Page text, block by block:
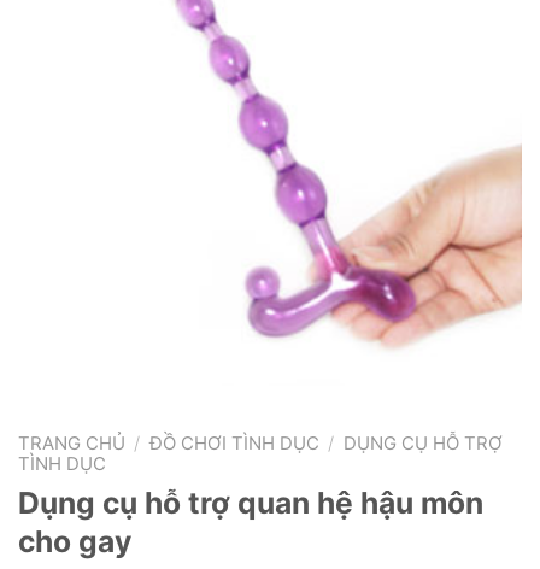
TRANG CHỦ / ĐỒ CHƠI TÌNH DỤC / DỤNG CỤ HỖ TRỢ
TÌNH DỤC
Dụng cụ hỗ trợ quan hệ hậu môn
cho gay